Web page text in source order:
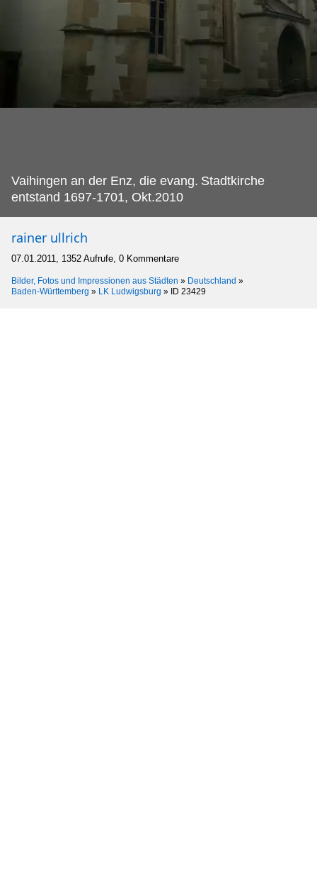
Vaihingen an der Enz, die evang. Stadtkirche
entstand 1697-1701, Okt.2010
rainer ullrich
07.01.2011, 1352 Aufrufe, 0 Kommentare
Bilder, Fotos und Impressionen aus Städten » Deutschland »
Baden-Württemberg » LK Ludwigsburg » ID 23429